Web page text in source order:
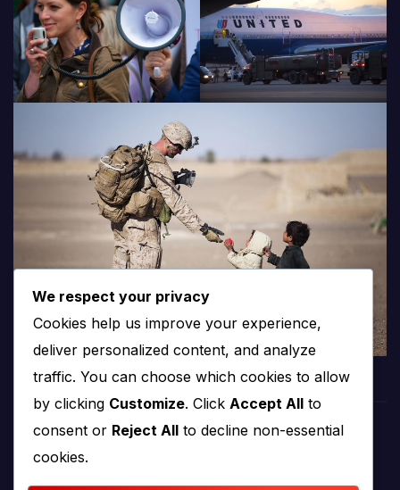
We respect your privacy
Cookies help us improve your experience,
deliver personalized content, and analyze
traffic. You can choose which cookies to allow
by clicking Customize. Click Accept All to
consent or Reject All to decline non-essential
cookies.